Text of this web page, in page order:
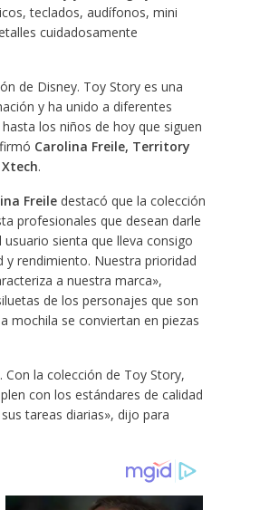
teclados, audífonos, mini
cuidadosamente
de Disney. Toy Story es una
y ha unido a diferentes
los niños de hoy que siguen
Carolina Freile, Territory
.
Freile destacó que la colección
profesionales que desean darle
sienta que lleva consigo
rendimiento. Nuestra prioridad
a nuestra marca»,
de los personajes que son
mochila se conviertan en piezas
la colección de Toy Story,
con los estándares de calidad
tareas diarias», dijo para